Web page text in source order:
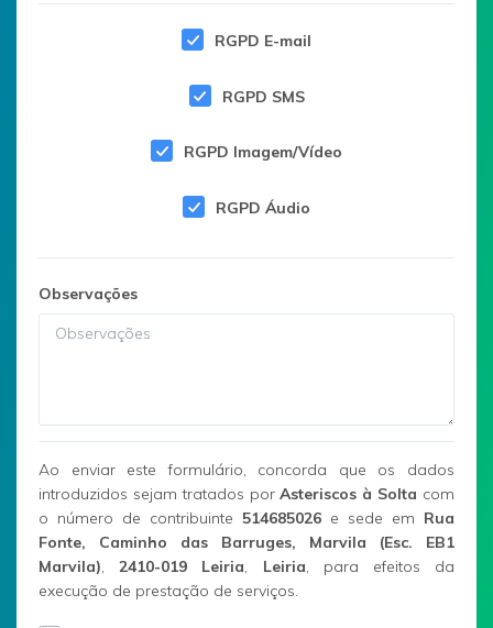
RGPD E-mail
RGPD SMS
RGPD Imagem/Vídeo
RGPD Áudio
Observações
Ao enviar este formulário, concorda que os dados
introduzidos sejam tratados porAsteriscos à Solta com
o número de contribuinte 514685026 e sede em Rua
Fonte, Caminho das Barruges, Marvila (Esc. EB1
Marvila),2410-019 Leiria, Leiria, para efeitos da
execução de prestação de serviços.